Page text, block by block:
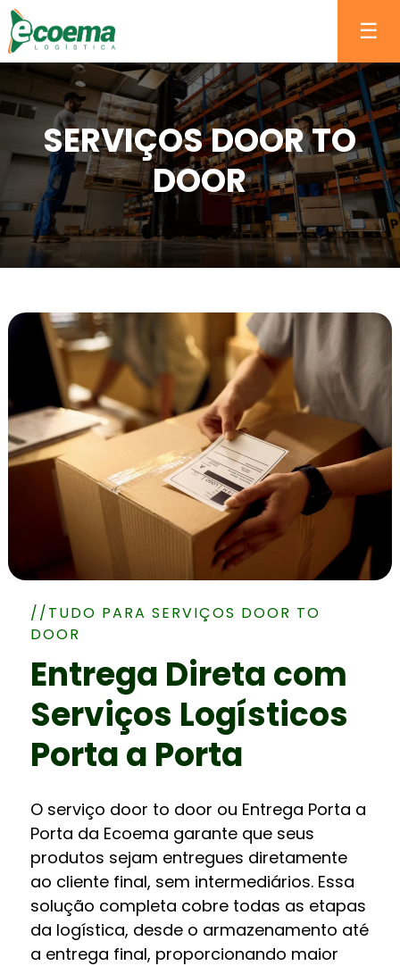
☰
SERVIÇOS DOOR TO
DOOR
//TUDO PARA SERVIÇOS DOOR TO
DOOR
Entrega Direta com
Serviços Logísticos
Porta a Porta
O serviço door to door ou Entrega Porta a
Porta da Ecoema garante que seus
produtos sejam entregues diretamente
ao cliente final, sem intermediários. Essa
solução completa cobre todas as etapas
da logística, desde o armazenamento até
a entrega final, proporcionando maior